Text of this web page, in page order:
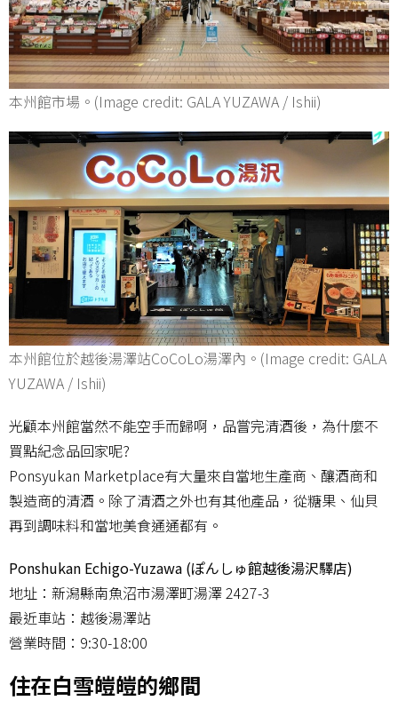
本州館市場。(Image credit: GALA YUZAWA / Ishii)
本州館位於越後湯澤站CoCoLo湯澤內。(Image credit: GALA
YUZAWA / Ishii)
光顧本州館當然不能空手而歸啊，品嘗完清酒後，為什麼不
買點紀念品回家呢?
Ponsyukan Marketplace有大量來自當地生產商、釀酒商和
製造商的清酒。除了清酒之外也有其他產品，從糖果、仙貝
再到調味料和當地美食通通都有。
Ponshukan Echigo-Yuzawa (ぽんしゅ館越後湯沢驛店)
地址：新潟縣南魚沼市湯澤町湯澤 2427-3
最近車站：越後湯澤站
營業時間：9:30-18:00
住在白雪皚皚的鄉間